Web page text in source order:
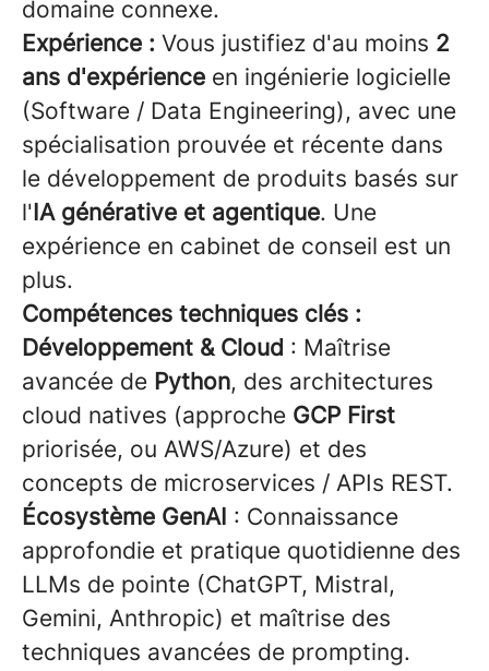
domaine connexe.
Expérience : Vous justifiez d'au moins 2
ans d'expérience en ingénierie logicielle
(Software / Data Engineering), avec une
spécialisation prouvée et récente dans
le développement de produits basés sur
l'IA générative et agentique. Une
expérience en cabinet de conseil est un
plus.
Compétences techniques clés :
Développement & Cloud : Maîtrise
avancée de Python, des architectures
cloud natives (approche GCP First
priorisée, ou AWS/Azure) et des
concepts de microservices / APIs REST.
Écosystème GenAI : Connaissance
approfondie et pratique quotidienne des
LLMs de pointe (ChatGPT, Mistral,
Gemini, Anthropic) et maîtrise des
techniques avancées de prompting.